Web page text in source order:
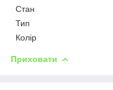
Стан
Тип
Колір
Приховати